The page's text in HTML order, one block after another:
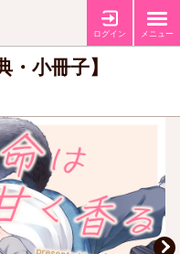
ログイン メニュー
子】
【コミコミ特典4Pリーフレ
小冊子】